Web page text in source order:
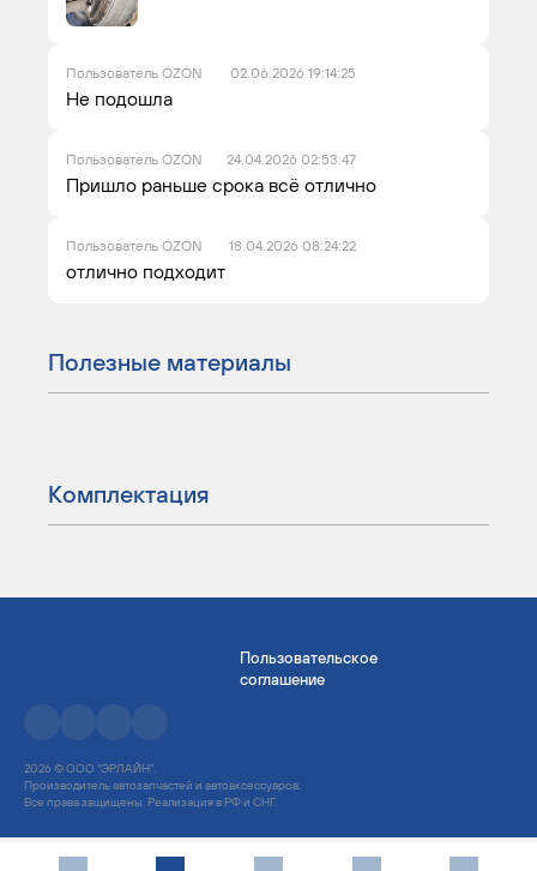
Пользователь OZON 02.06.2026 19:14:25
Не подошла
Пользователь OZON 24.04.2026 02:53:47
Пришло раньше срока всё отлично
Пользователь OZON 18.04.2026 08:24:22
отлично подходит
Полезные материалы
Комплектация
Пользовательское
соглашение
2026 © ООО "ЭРЛАЙН".
Производитель автозапчастей и автоаксессуаров.
Все права защищены. Реализация в РФ и СНГ.